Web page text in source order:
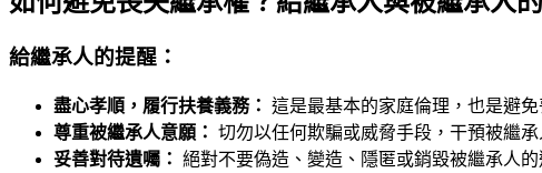
給繼承人的提醒：
盡心孝順，履行扶養義務： 這是最基本的家庭倫理，也是避
尊重被繼承人意願： 切勿以任何欺騙或威脅手段，干預被繼
妥善對待遺囑： 絕對不要偽造、變造、隱匿或銷毀被繼承人